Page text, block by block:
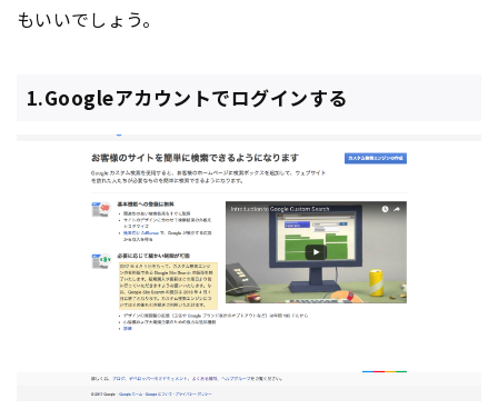
もいいでしょう。
1.Googleアカウントでログインする